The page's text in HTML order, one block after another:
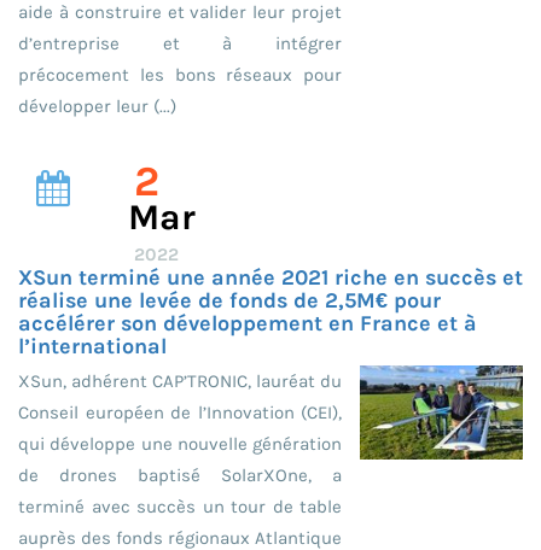
aide à construire et valider leur projet
d’entreprise et à intégrer
précocement les bons réseaux pour
développer leur (...)
2
Mar
2022
XSun terminé une année 2021 riche en succès et
réalise une levée de fonds de 2,5M€ pour
accélérer son développement en France et à
l’international
XSun, adhérent CAP’TRONIC, lauréat du
Conseil européen de l’Innovation (CEI),
qui développe une nouvelle génération
de drones baptisé SolarXOne, a
terminé avec succès un tour de table
auprès des fonds régionaux Atlantique